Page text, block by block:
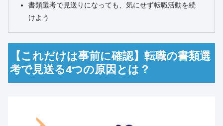
書類選考で見送りになっても、気にせず転職活動を続
けよう
【これだけは事前に確認】転職の書類選
考で見送る4つの原因とは？